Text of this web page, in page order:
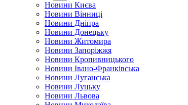
Новини Києва
Новини Вінниці
Новини Дніпра
Новини Донецьку
Новини Житомира
Новини Запоріжжя
Новини Кропивницького
Новини Івано-Франківська
Новини Луганська
Новини Луцьку
Новини Львова